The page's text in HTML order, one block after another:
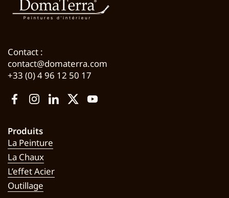
Contact :
contact@domaterra.com
+33 (0) 4 96 12 50 17
FacebookInstagram
LinkedIn
TwitterYouTube
Produits
La Peinture
La Chaux
L’effet Acier
Outillage